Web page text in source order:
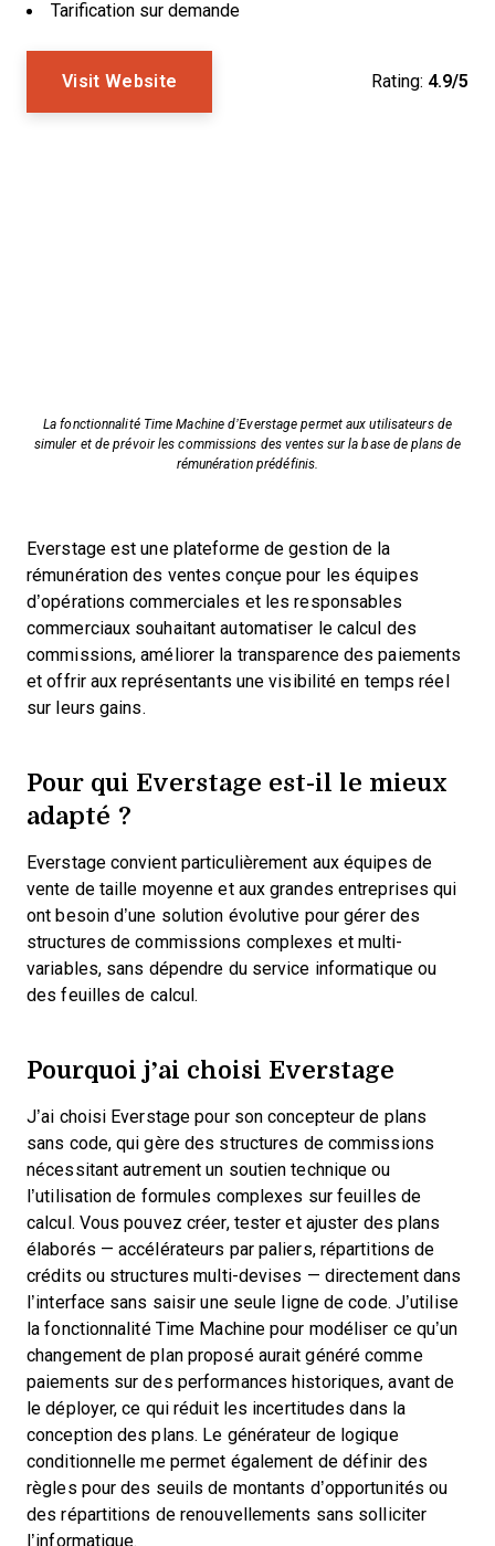
Tarification sur demande
Visit Website Rating: 4.9/5
La fonctionnalité Time Machine d’Everstage permet aux utilisateurs de
simuler et de prévoir les commissions des ventes sur la base de plans de
rémunération prédéfinis.
Everstage est une plateforme de gestion de la
rémunération des ventes conçue pour les équipes
d’opérations commerciales et les responsables
commerciaux souhaitant automatiser le calcul des
commissions, améliorer la transparence des paiements
et offrir aux représentants une visibilité en temps réel
sur leurs gains.
Pour qui Everstage est-il le mieux
adapté ?
Everstage convient particulièrement aux équipes de
vente de taille moyenne et aux grandes entreprises qui
ont besoin d’une solution évolutive pour gérer des
structures de commissions complexes et multi-
variables, sans dépendre du service informatique ou
des feuilles de calcul.
Pourquoi j’ai choisi Everstage
J’ai choisi Everstage pour son concepteur de plans
sans code, qui gère des structures de commissions
nécessitant autrement un soutien technique ou
l’utilisation de formules complexes sur feuilles de
calcul. Vous pouvez créer, tester et ajuster des plans
élaborés — accélérateurs par paliers, répartitions de
crédits ou structures multi-devises — directement dans
l’interface sans saisir une seule ligne de code. J’utilise
la fonctionnalité Time Machine pour modéliser ce qu’un
changement de plan proposé aurait généré comme
paiements sur des performances historiques, avant de
le déployer, ce qui réduit les incertitudes dans la
conception des plans. Le générateur de logique
conditionnelle me permet également de définir des
règles pour des seuils de montants d’opportunités ou
des répartitions de renouvellements sans solliciter
l’informatique.